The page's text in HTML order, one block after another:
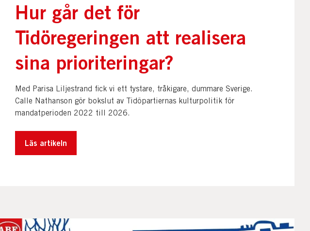
Hur går det för
Tidöregeringen att realisera
sina prioriteringar?
Med Parisa Liljestrand fick vi ett tystare, tråkigare, dummare Sverige.
Calle Nathanson gör bokslut av Tidöpartiernas kulturpolitik för
mandatperioden 2022 till 2026.
Läs artikeln